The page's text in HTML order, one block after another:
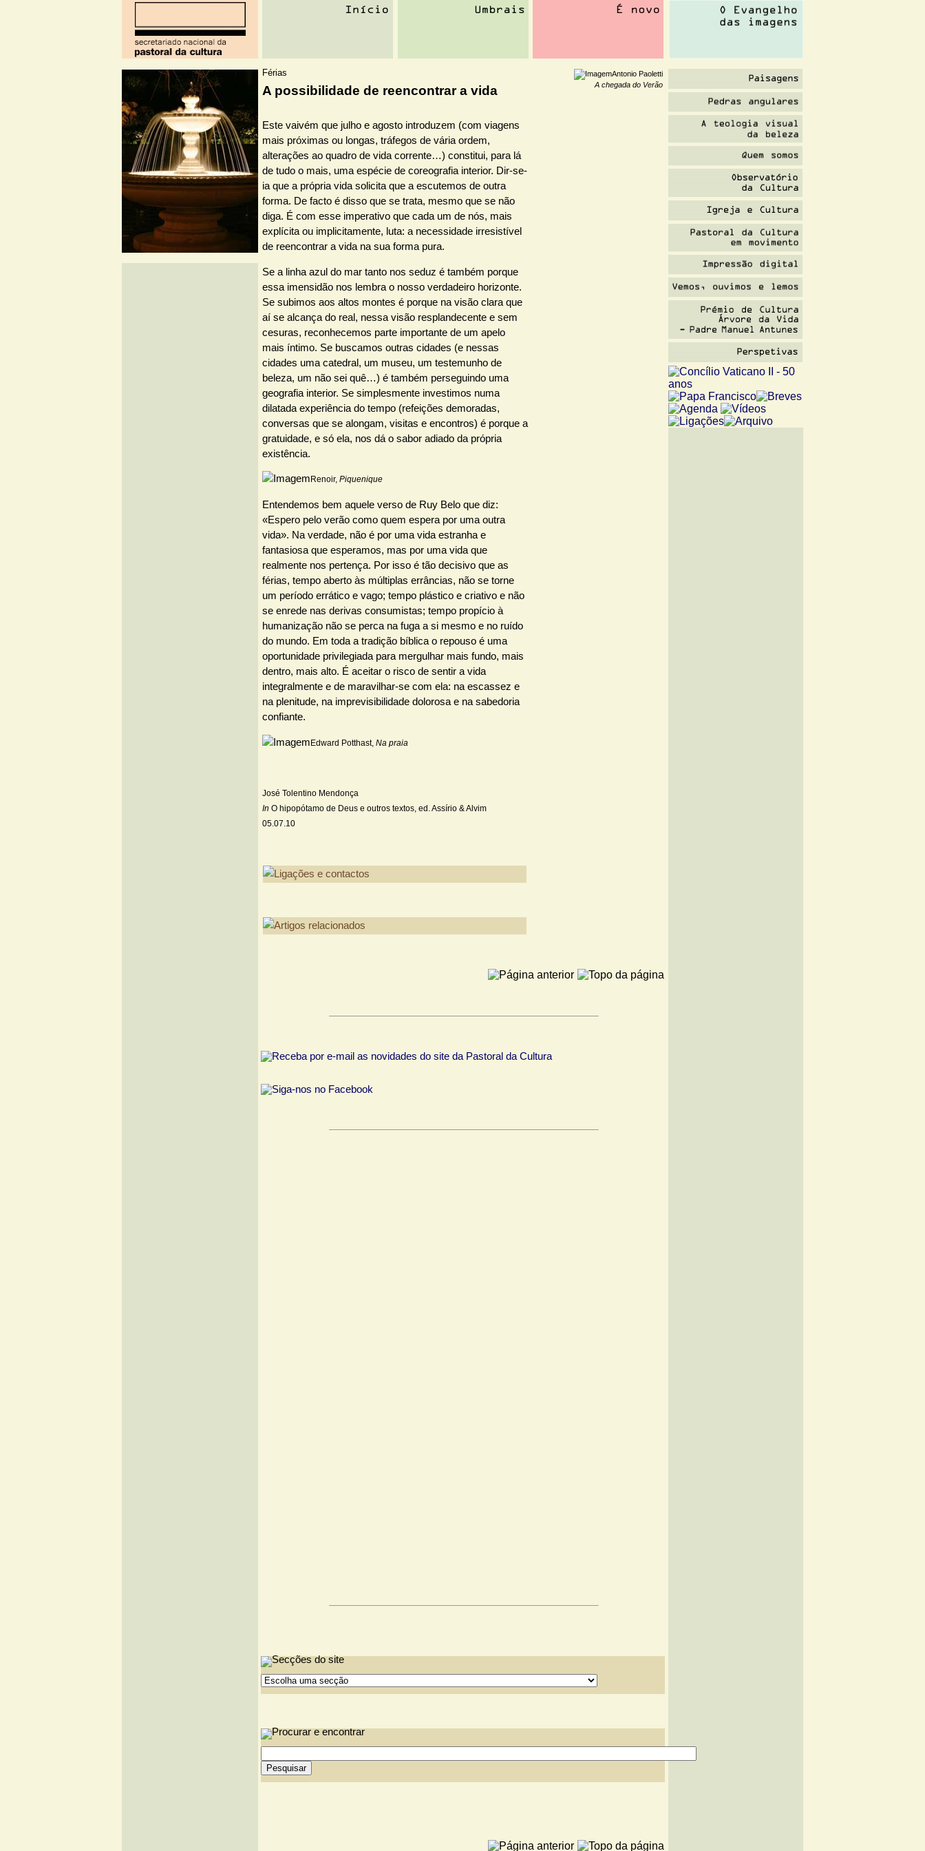
Férias
A possibilidade de reencontrar a vida
Este vaivém que julho e agosto introduzem (com viagens
mais próximas ou longas, tráfegos de vária ordem,
alterações ao quadro de vida corrente…) constitui, para lá
de tudo o mais, uma espécie de coreografia interior. Dir-se-
ia que a própria vida solicita que a escutemos de outra
forma. De facto é disso que se trata, mesmo que se não
diga. É com esse imperativo que cada um de nós, mais
explícita ou implicitamente, luta: a necessidade irresistível
de reencontrar a vida na sua forma pura.
Se a linha azul do mar tanto nos seduz é também porque
essa imensidão nos lembra o nosso verdadeiro horizonte.
Se subimos aos altos montes é porque na visão clara que
aí se alcança do real, nessa visão resplandecente e sem
cesuras, reconhecemos parte importante de um apelo
mais íntimo. Se buscamos outras cidades (e nessas
cidades uma catedral, um museu, um testemunho de
beleza, um não sei quê…) é também perseguindo uma
geografia interior. Se simplesmente investimos numa
dilatada experiência do tempo (refeições demoradas,
conversas que se alongam, visitas e encontros) é porque a
gratuidade, e só ela, nos dá o sabor adiado da própria
existência.
Renoir, Piquenique
Entendemos bem aquele verso de Ruy Belo que diz:
«Espero pelo verão como quem espera por uma outra
vida». Na verdade, não é por uma vida estranha e
fantasiosa que esperamos, mas por uma vida que
realmente nos pertença. Por isso é tão decisivo que as
férias, tempo aberto às múltiplas errâncias, não se torne
um período errático e vago; tempo plástico e criativo e não
se enrede nas derivas consumistas; tempo propício à
humanização não se perca na fuga a si mesmo e no ruído
do mundo. Em toda a tradição bíblica o repouso é uma
oportunidade privilegiada para mergulhar mais fundo, mais
dentro, mais alto. É aceitar o risco de sentir a vida
integralmente e de maravilhar-se com ela: na escassez e
na plenitude, na imprevisibilidade dolorosa e na sabedoria
confiante.
Edward Potthast, Na praia
José Tolentino Mendonça
In O hipopótamo de Deus e outros textos, ed. Assírio & Alvim
05.07.10
Antonio Paoletti
A chegada do Verão